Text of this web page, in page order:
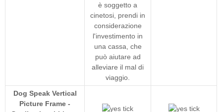
è soggetto a
cinetosi, prendi in
considerazione
l'investimento in
una cassa, che
può aiutare ad
alleviare il mal di
viaggio.
Dog Speak Vertical
Picture Frame -